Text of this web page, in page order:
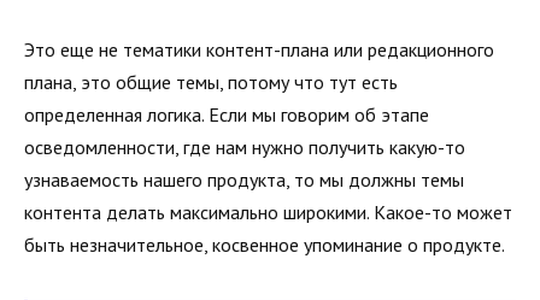
Это еще не тематики контент-плана или редакционного
плана, это общие темы, потому что тут есть
определенная логика. Если мы говорим об этапе
осведомленности, где нам нужно получить какую-то
узнаваемость нашего продукта, то мы должны темы
контента делать максимально широкими. Какое-то может
быть незначительное, косвенное упоминание о продукте.